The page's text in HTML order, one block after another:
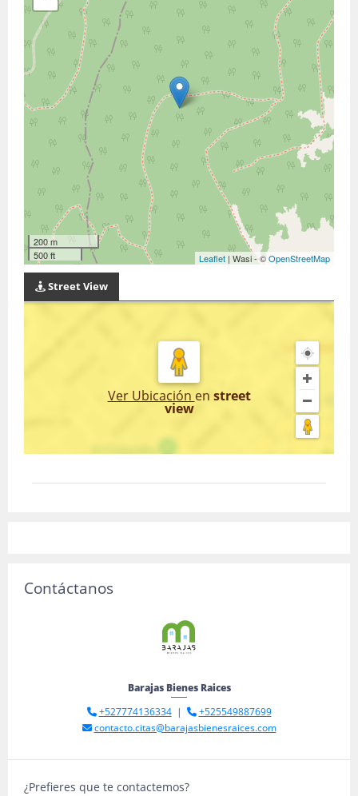
200 m
500 ft
Leaflet | Wasi - ©OpenStreetMap
Street View
Ver Ubicación en street
view
Contáctanos
Barajas Bienes Raices
+527774136334|
+525549887699
contacto.citas@barajasbienesraices.com
¿Prefieres que te contactemos?